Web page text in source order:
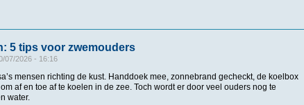
keren terug bij Reddingsbrigade Bergen: ‘Zo raak je minder in paniek’
5 tips voor zwemouders
07/2026 - 16:16
mensen richting de kust. Handdoek mee, zonnebrand gecheckt, de koelbox
af en toe af te koelen in de zee. Toch wordt er door veel ouders nog te
water.